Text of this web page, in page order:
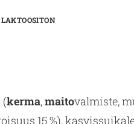
LAKTOOSITON
(kerma,maitoval­mis­te,
15 %),